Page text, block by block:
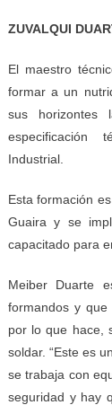
ZUVALQUI
El maestro
formar a un
sus horizontes
especificación
Industrial.
Esta formación
Guaira y se
capacitado para
Meiber Duarte
formandos y
por lo que hace,
soldar. “Este es
se trabaja con
seguridad y hay